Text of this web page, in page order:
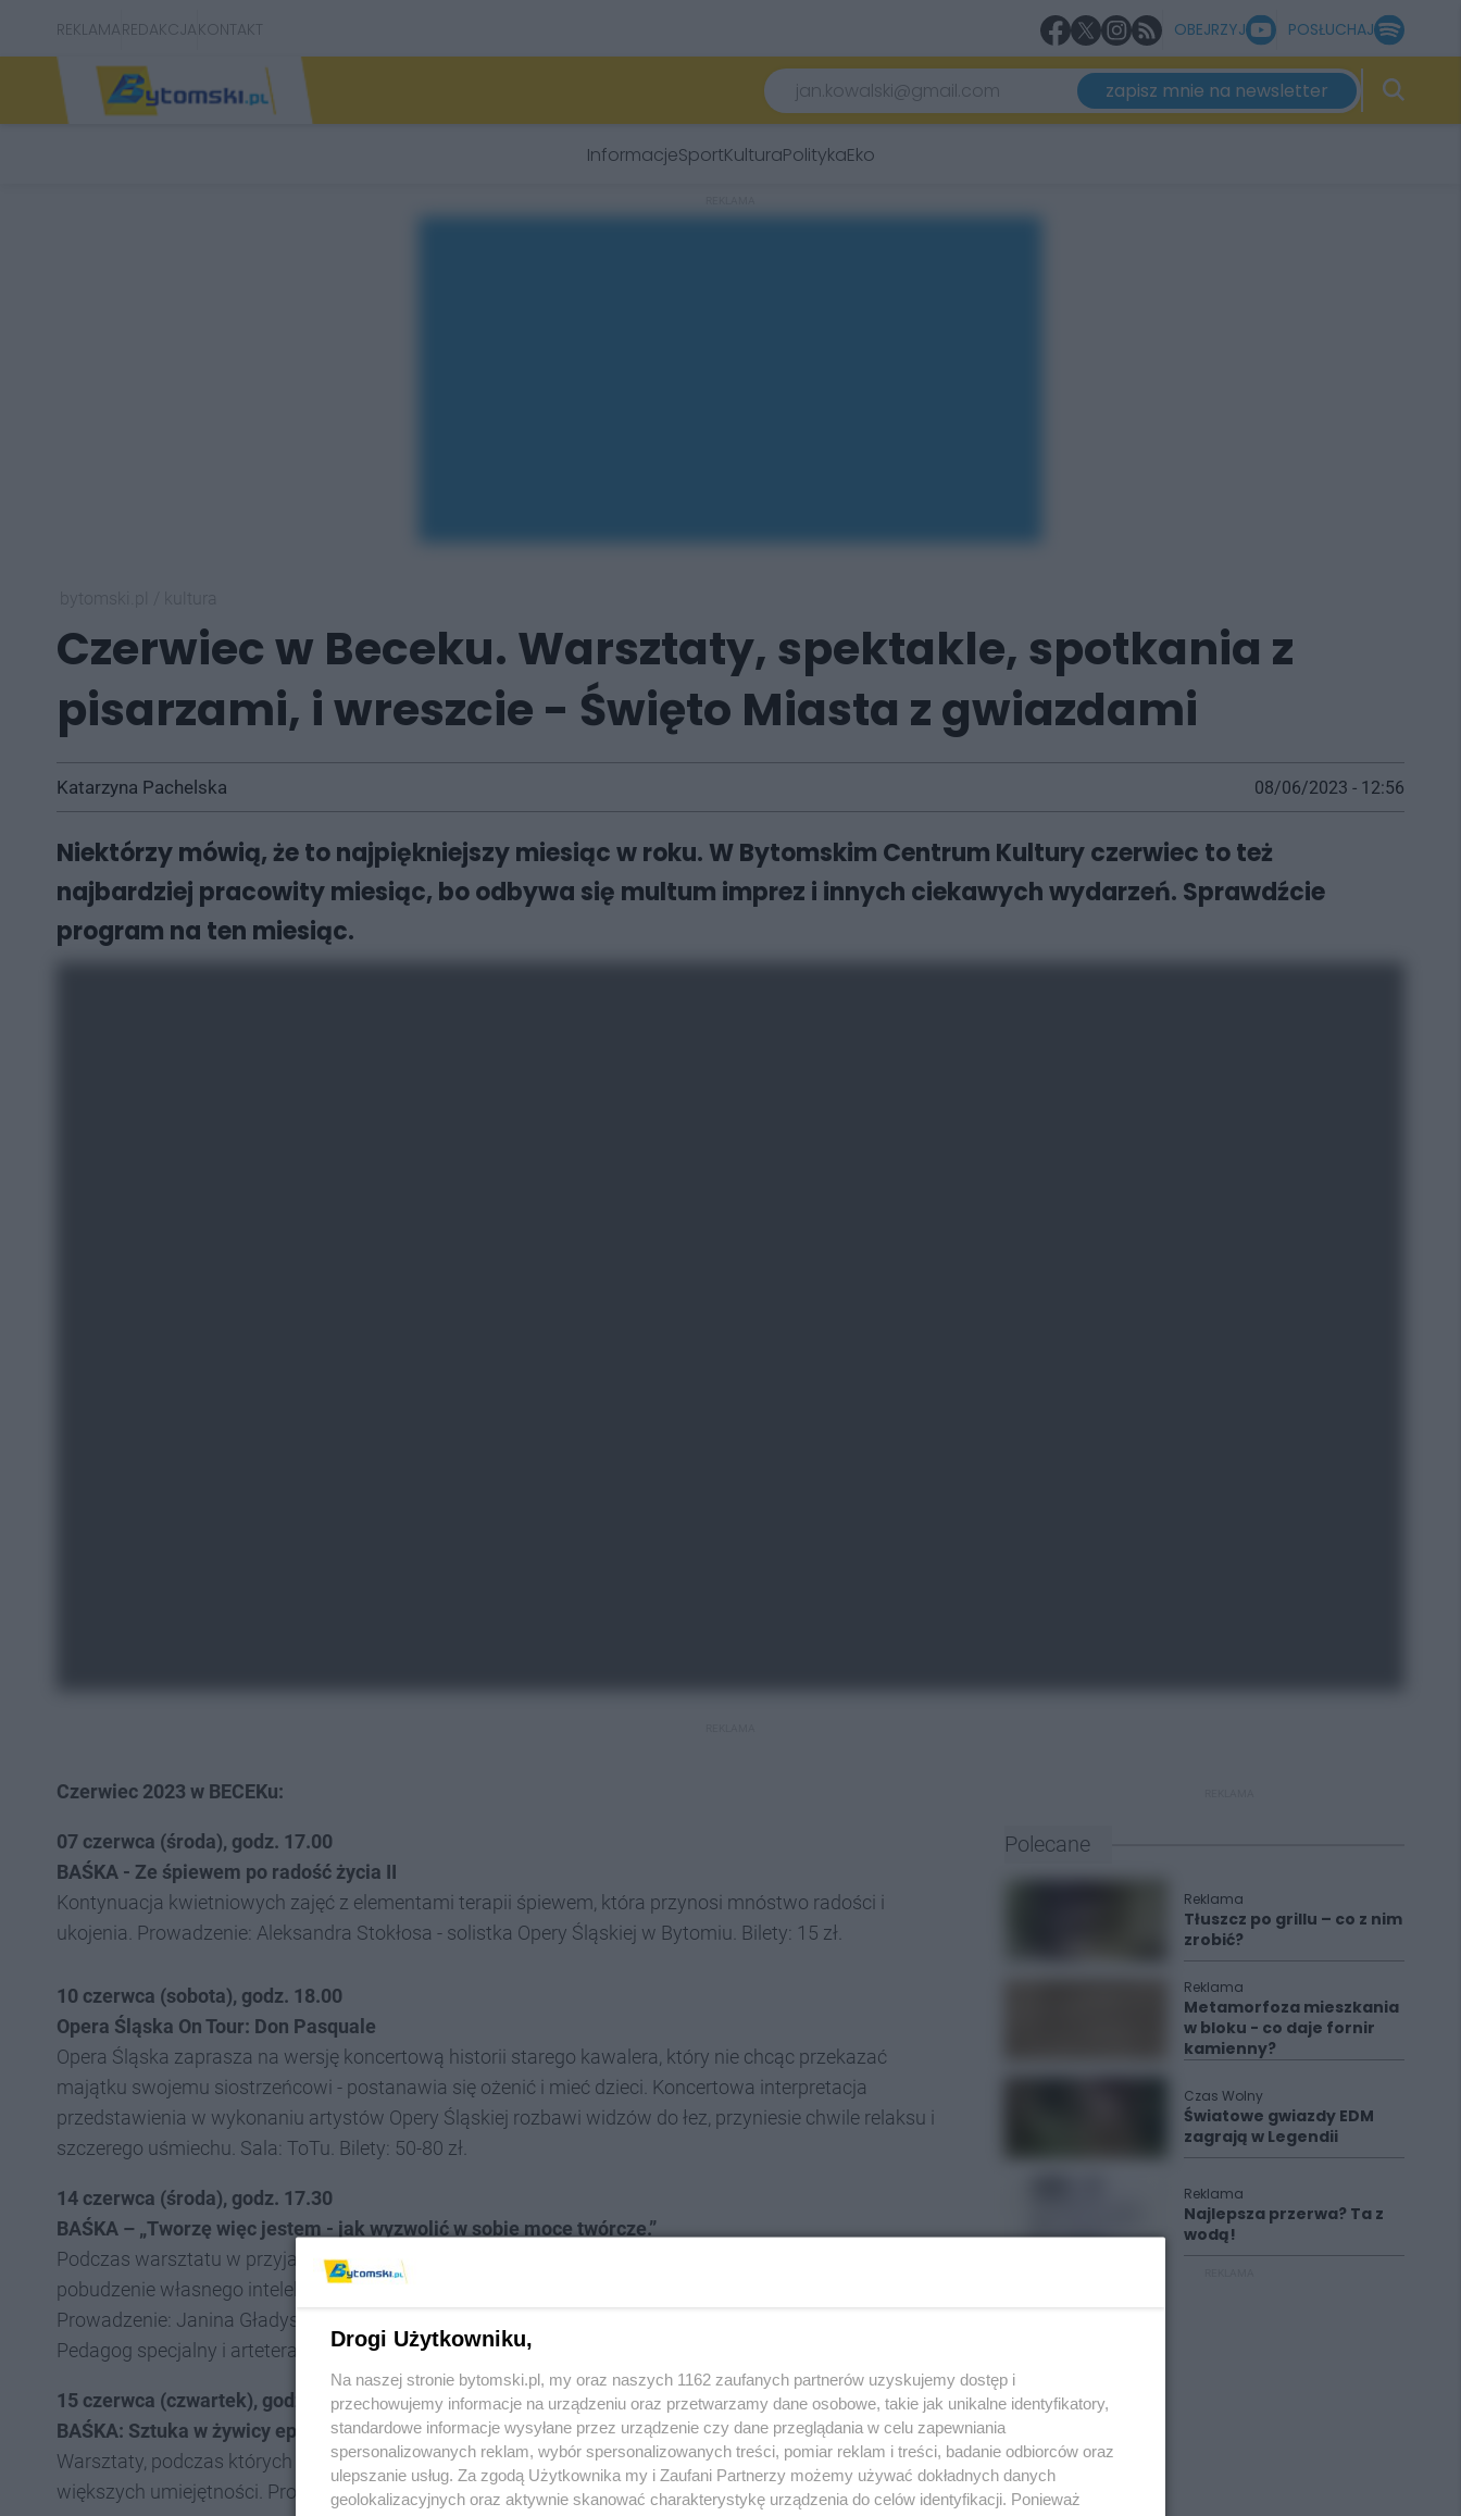
REKLAMAREDAKCJAKONTAKT OBEJRZYJ POSŁUCHAJ
zapisz mnie na newsletter
InformacjeSportKulturaPolitykaEko
Czerwiec w Beceku. Warsztaty, spektakle, spotkania z
pisarzami, i wreszcie - Święto Miasta z gwiazdami
Katarzyna Pachelska 08/06/2023 - 12:56
Niektórzy mówią, że to najpiękniejszy miesiąc w roku. W Bytomskim Centrum Kultury czerwiec to też
najbardziej pracowity miesiąc, bo odbywa się multum imprez i innych ciekawych wydarzeń. Sprawdźcie
program na ten miesiąc.
Czerwiec 2023 w BECEKu:
07 czerwca (środa), godz. 17.00
BAŚKA - Ze śpiewem po radość życia II
Kontynuacja kwietniowych zajęć z elementami terapii śpiewem, która przynosi mnóstwo radości i
ukojenia. Prowadzenie: Aleksandra Stokłosa - solistka Opery Śląskiej w Bytomiu. Bilety: 15 zł.
10 czerwca (sobota), godz. 18.00
Opera Śląska On Tour: Don Pasquale
Opera Śląska zaprasza na wersję koncertową historii starego kawalera, który nie chcąc przekazać
majątku swojemu siostrzeńcowi - postanawia się ożenić i mieć dzieci. Koncertowa interpretacja
przedstawienia w wykonaniu artystów Opery Śląskiej rozbawi widzów do łez, przyniesie chwile relaksu i
szczerego uśmiechu. Sala: ToTu. Bilety: 50-80 zł.
14 czerwca (środa), godz. 17.30
BAŚKA – „Tworzę więc jestem - jak wyzwolić w sobie moce twórcze.”
Podczas warsztatu w przyjaznej i kameralnej atmosferze, BAŚKI będą miały okazję poznać sposoby na
pobudzenie własnego intelektu, wyjście poza schematy myślowe oraz na twórczą zabawę.
Prowadzenie: Janina Gładysz - artystyczna dusza zaprzyjaźniona z BAŚKĄ od czasu jej powstania.
Pedagog specjalny i arteterapeutka. Bilety: 10 zł.
15 czerwca (czwartek), godz. 17.00
BAŚKA: Sztuka w żywicy epoksydowej II
Warsztaty, podczas których stworzycie wiele pięknych przedmiotów, których wykonanie nie wymaga
większych umiejętności. Prowadzenie: Małgorzata Wiatrowska. Bilety: 10 zł.
Polecane
Reklama
Tłuszcz po grillu – co z nim
zrobić?
Reklama
Metamorfoza mieszkania
w bloku - co daje fornir
kamienny?
Czas Wolny
Światowe gwiazdy EDM
zagrają w Legendii
Reklama
Najlepsza przerwa? Ta z
wodą!
Drogi Użytkowniku,
Na naszej stronie bytomski.pl, my oraz naszych 1162 zaufanych partnerów uzyskujemy dostęp i
przechowujemy informacje na urządzeniu oraz przetwarzamy dane osobowe, takie jak unikalne identyfikatory,
standardowe informacje wysyłane przez urządzenie czy dane przeglądania w celu zapewniania
spersonalizowanych reklam, wybór spersonalizowanych treści, pomiar reklam i treści, badanie odbiorców oraz
ulepszanie usług. Za zgodą Użytkownika my i Zaufani Partnerzy możemy używać dokładnych danych
geolokalizacyjnych oraz aktywnie skanować charakterystykę urządzenia do celów identyfikacji. Ponieważ